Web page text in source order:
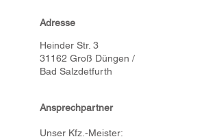
Adresse
Heinder Str. 3
31162 Groß Düngen /
Bad Salzdetfurth
Ansprechpartner
Unser Kfz.-Meister: